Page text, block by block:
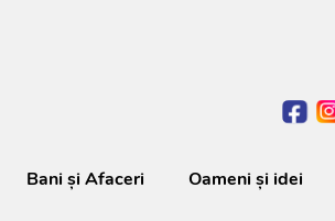
Bani și Afaceri Oameni şi idei